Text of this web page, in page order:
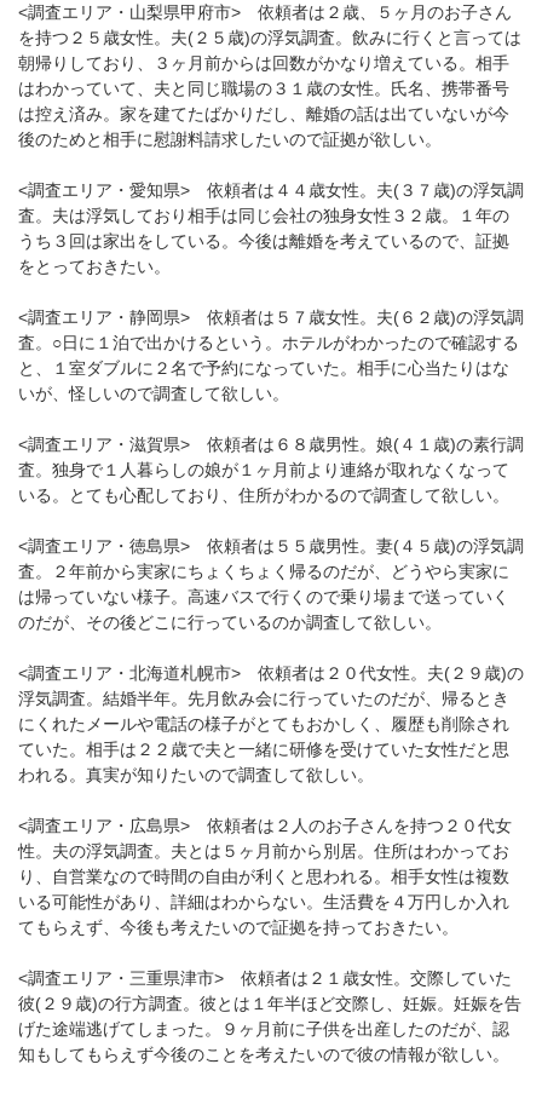
<調査エリア・山梨県甲府市> 依頼者は２歳、５ヶ月のお子さん
を持つ２５歳女性。夫(２５歳)の浮気調査。飲みに行くと言っては
朝帰りしており、３ヶ月前からは回数がかなり増えている。相手
はわかっていて、夫と同じ職場の３１歳の女性。氏名、携帯番号
は控え済み。家を建てたばかりだし、離婚の話は出ていないが今
後のためと相手に慰謝料請求したいので証拠が欲しい。
<調査エリア・愛知県> 依頼者は４４歳女性。夫(３７歳)の浮気調
査。夫は浮気しており相手は同じ会社の独身女性３２歳。１年の
うち３回は家出をしている。今後は離婚を考えているので、証拠
をとっておきたい。
<調査エリア・静岡県> 依頼者は５７歳女性。夫(６２歳)の浮気調
査。○日に１泊で出かけるという。ホテルがわかったので確認する
と、１室ダブルに２名で予約になっていた。相手に心当たりはな
いが、怪しいので調査して欲しい。
<調査エリア・滋賀県> 依頼者は６８歳男性。娘(４１歳)の素行調
査。独身で１人暮らしの娘が１ヶ月前より連絡が取れなくなって
いる。とても心配しており、住所がわかるので調査して欲しい。
<調査エリア・徳島県> 依頼者は５５歳男性。妻(４５歳)の浮気調
査。２年前から実家にちょくちょく帰るのだが、どうやら実家に
は帰っていない様子。高速バスで行くので乗り場まで送っていく
のだが、その後どこに行っているのか調査して欲しい。
<調査エリア・北海道札幌市> 依頼者は２０代女性。夫(２９歳)の
浮気調査。結婚半年。先月飲み会に行っていたのだが、帰るとき
にくれたメールや電話の様子がとてもおかしく、履歴も削除され
ていた。相手は２２歳で夫と一緒に研修を受けていた女性だと思
われる。真実が知りたいので調査して欲しい。
<調査エリア・広島県> 依頼者は２人のお子さんを持つ２０代女
性。夫の浮気調査。夫とは５ヶ月前から別居。住所はわかってお
り、自営業なので時間の自由が利くと思われる。相手女性は複数
いる可能性があり、詳細はわからない。生活費を４万円しか入れ
てもらえず、今後も考えたいので証拠を持っておきたい。
<調査エリア・三重県津市> 依頼者は２１歳女性。交際していた
彼(２９歳)の行方調査。彼とは１年半ほど交際し、妊娠。妊娠を告
げた途端逃げてしまった。９ヶ月前に子供を出産したのだが、認
知もしてもらえず今後のことを考えたいので彼の情報が欲しい。